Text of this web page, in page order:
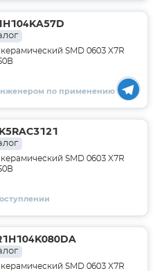
SMD 0603 X7R
по применению
SMD 0603 X7R
SMD 0603 X7R